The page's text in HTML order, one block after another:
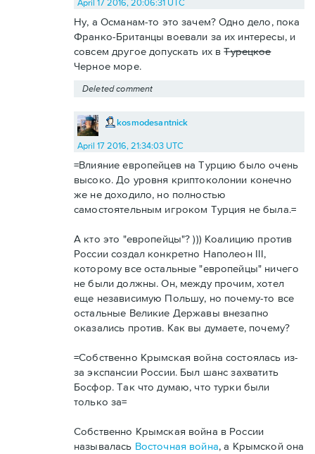
April 17 2016, 20:06:31 UTC
Ну, а Османам-то это зачем? Одно дело, пока
Франко-Британцы воевали за их интересы, и
совсем другое допускать их вТурецкое
Черное море.
Deleted comment
kosmodesantnick
April 17 2016, 21:34:03 UTC
=Влияние европейцев на Турцию было очень
высоко. До уровня криптоколонии конечно
же не доходило, но полностью
самостоятельным игроком Турция не была.=
А кто это "европейцы"? ))) Коалицию против
России создал конкретно Наполеон III,
которому все остальные "европейцы" ничего
не были должны. Он, между прочим, хотел
еще независимую Польшу, но почему-то все
остальные Великие Державы внезапно
оказались против. Как вы думаете, почему?
=Собственно Крымская война состоялась из-
за экспансии России. Был шанс захватить
Босфор. Так что думаю, что турки были
только за=
Собственно Крымская война в России
называлась Восточная война, а Крымской она